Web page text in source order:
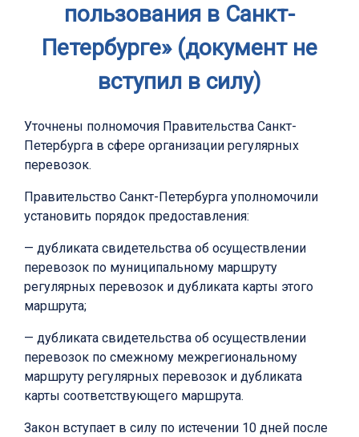
пользования в Санкт-
Петербурге» (документ не
вступил в силу)
Уточнены полномочия Правительства Санкт-
Петербурга в сфере организации регулярных
перевозок.
Правительство Санкт-Петербурга уполномочили
установить порядок предоставления:
— дубликата свидетельства об осуществлении
перевозок по муниципальному маршруту
регулярных перевозок и дубликата карты этого
маршрута;
— дубликата свидетельства об осуществлении
перевозок по смежному межрегиональному
маршруту регулярных перевозок и дубликата
карты соответствующего маршрута.
Закон вступает в силу по истечении 10 дней после